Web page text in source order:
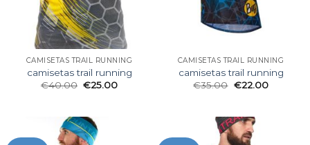
CAMISETAS TRAIL RUNNING
camisetas trail running
€40.00 €25.00
CAMISETAS TRAIL RUNNING
camisetas trail running
€35.00 €22.00